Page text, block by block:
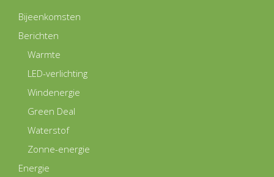
Bijeenkomsten
Berichten
Warmte
LED-verlichting
Windenergie
Green Deal
Waterstof
Zonne-energie
Energie